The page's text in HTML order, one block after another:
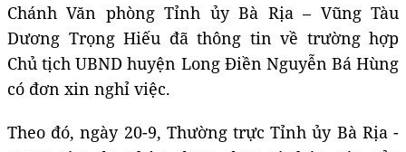
Chánh Văn phòng Tỉnh ủy Bà Rịa – Vũng Tàu
Dương Trọng Hiếu đã thông tin về trường hợp
Chủ tịch UBND huyện Long Điền Nguyễn Bá Hùng
có đơn xin nghỉ việc.
Theo đó, ngày 20-9, Thường trực Tỉnh ủy Bà Rịa -